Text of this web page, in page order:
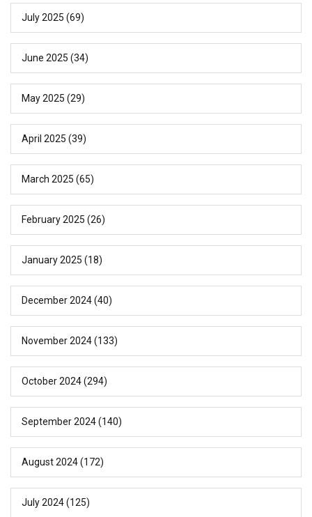
July 2025 (69)
June 2025 (34)
May 2025 (29)
April 2025 (39)
March 2025 (65)
February 2025 (26)
January 2025 (18)
December 2024(40)
November 2024(133)
October 2024(294)
September 2024(140)
August 2024(172)
July 2024(125)